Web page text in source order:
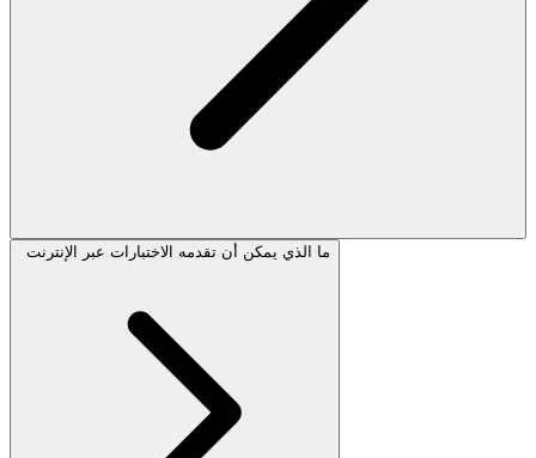
ما الذي يمكن أن تقدمه الاختبارات عبر الإنترنت